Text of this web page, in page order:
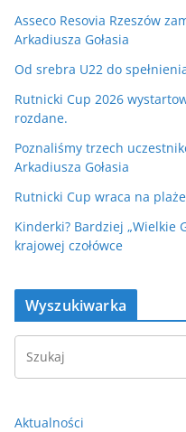
Asseco Resovia Rzeszów
Arkadiusza Gołasia
Od srebra U22 do
Rutnicki Cup 2026
rozdane.
Poznaliśmy trzech
Arkadiusza Gołasia
Rutnicki Cup wraca na
Kinderki? Bardziej „Wielkie
krajowej czołówce
Wyszukiwarka
Aktualności